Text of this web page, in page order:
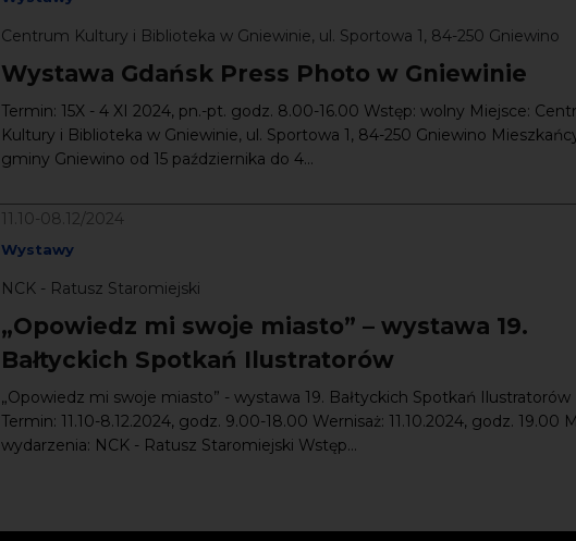
Centrum Kultury i Biblioteka w Gniewinie, ul. Sportowa 1, 84-250 Gniewino
Wystawa Gdańsk Press Photo w Gniewinie
Termin: 15X - 4 XI 2024, pn.-pt. godz. 8.00-16.00 Wstęp: wolny Miejsce:
Kultury i Biblioteka w Gniewinie, ul. Sportowa 1, 84-250 Gniewino
gminy Gniewino od 15 października do 4...
11.10-08.12/2024
Wystawy
NCK - Ratusz Staromiejski
„Opowiedz mi swoje miasto” – wystawa 19.
Bałtyckich Spotkań Ilustratorów
„Opowiedz mi swoje miasto” - wystawa 19. Bałtyckich Spotkań Ilustratorów
Termin: 11.10-8.12.2024, godz. 9.00-18.00 Wernisaż: 11.10.2024, godz. 19.00
wydarzenia: NCK - Ratusz Staromiejski Wstęp...